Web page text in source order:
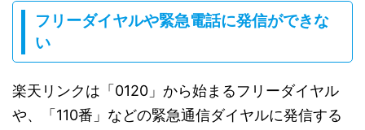
フリーダイヤルや緊急電話に発信ができな
い
楽天リンクは「0120」から始まるフリーダイヤル
や、「110番」などの緊急通信ダイヤルに発信する